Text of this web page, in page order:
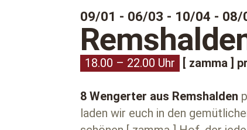
09/01 - 06/03 - 10/04 - 08/
18.00 – 22.00 Uhr [ zamma ]
8 Wengerter aus Remshalden
laden wir euch in den